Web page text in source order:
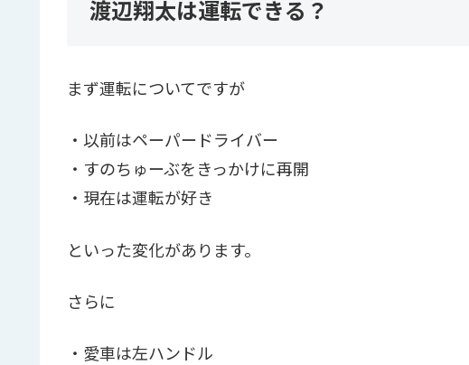
渡辺翔太は運転できる？
まず運転についてですが
・以前はペーパードライバー
・すのちゅーぶをきっかけに再開
・現在は運転が好き
といった変化があります。
さらに
・愛車は左ハンドル